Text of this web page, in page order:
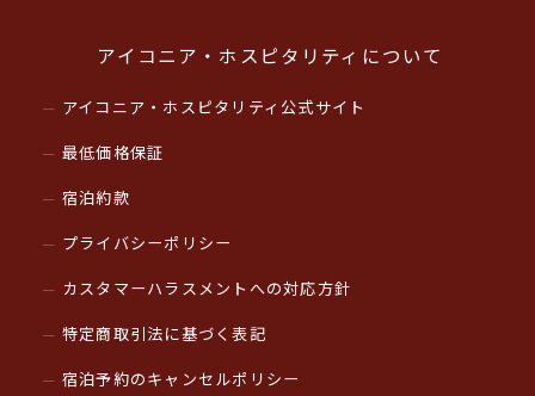
アイコニア・ホスピタリティについて
アイコニア・ホスピタリティ公式サイト
最低価格保証
宿泊約款
プライバシーポリシー
カスタマーハラスメントへの対応方針
特定商取引法に基づく表記
宿泊予約のキャンセルポリシー